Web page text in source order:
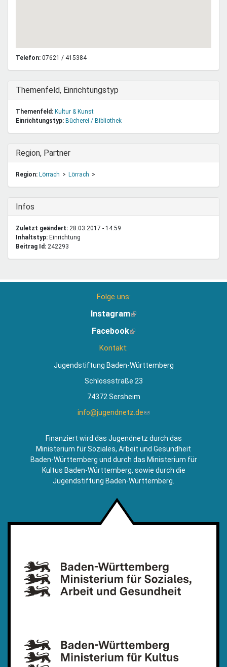
Telefon: 07621 / 415384
Ausblenden
Themenfeld, Einrichtungstyp
Themenfeld: Kultur & Kunst
Einrichtungstyp: Bücherei / Bibliothek
Ausblenden
Region, Partner
Region: Lörrach Lörrach
Ausblenden
Infos
Zuletzt geändert: 28.03.2017 - 14:59
Inhaltstyp:
einrichtung
Beitrag Id: 242293
Folge uns:
Instagram(Link
extern)
Facebook(Link
Kontakt:
Jugendstiftung Baden-Württemberg
Schlossstraße 23
74372 Sersheim
info@jugendnetz.de(Link
Mail)
Finanziert wird das Jugendnetz durch das
Ministerium für Soziales, Arbeit und Gesundheit
Baden-Württemberg und durch das Ministerium für
Kultus Baden-Württemberg, sowie durch die
Jugendstiftung Baden-Württemberg.